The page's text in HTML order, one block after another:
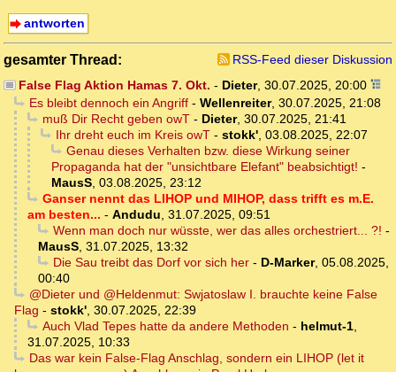
antworten
gesamter Thread:
RSS-Feed dieser Diskussion
False Flag Aktion Hamas 7. Okt. - Dieter, 30.07.2025, 20:00
Es bleibt dennoch ein Angriff- Wellenreiter, 30.07.2025, 21:08
muß Dir Recht geben owT- Dieter, 30.07.2025, 21:41
Ihr dreht euch im Kreis owT- stokk', 03.08.2025, 22:07
Genau dieses Verhalten bzw. diese Wirkung seiner
Propaganda hat der "unsichtbare Elefant" beabsichtigt! -
MausS, 03.08.2025, 23:12
Ganser nennt das LIHOP und MIHOP, dass trifft es m.E.
am besten... - Andudu, 31.07.2025, 09:51
Wenn man doch nur wüsste, wer das alles orchestriert... ?! -
MausS, 31.07.2025, 13:32
Die Sau treibt das Dorf vor sich her- D-Marker, 05.08.2025,
00:40
@Dieter und @Heldenmut: Swjatoslaw I. brauchte keine False
Flag - stokk', 30.07.2025, 22:39
Auch Vlad Tepes hatte da andere Methoden - helmut-1,
31.07.2025, 10:33
Das war kein False-Flag Anschlag, sondern ein LIHOP (let it